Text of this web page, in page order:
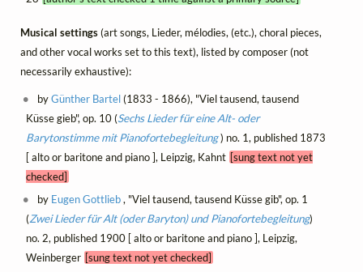
Musical settings(art songs, Lieder, mélodies, (etc.), choral pieces,
and other vocal works set to this text), listed by composer (not
necessarily exhaustive):
byGünther Bartel(1833 - 1866), "Viel tausend, tausend
Küsse gieb", op. 10 (Sechs Lieder für eine Alt- oder
Barytonstimme mit Pianofortebegleitung) no. 1, published 1873
[ alto or baritone and piano ], Leipzig, Kahnt [sung text not yet
checked]
by Eugen Gottlieb, "Viel tausend, tausend Küsse gib", op. 1
(Zwei Lieder für Alt (oder Baryton) und Pianofortebegleitung)
no. 2, published 1900 [ alto or baritone and piano ], Leipzig,
Weinberger [sung text not yet checked]